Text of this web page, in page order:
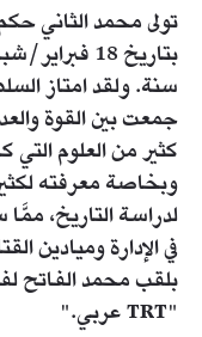
تولى محمد الثاني حكم
سنة. ولقد امتاز
جمعت بين القوة
كثير من العلوم التي
وبخاصة معرفته
لدراسة التاريخ،
في الإدارة وميادين
بلقب محمد الفاتح
"TRT عربي."